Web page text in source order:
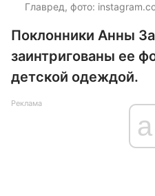
Главред, фото:
Поклонники Анны
заинтригованы ее
детской одеждой.
Реклама